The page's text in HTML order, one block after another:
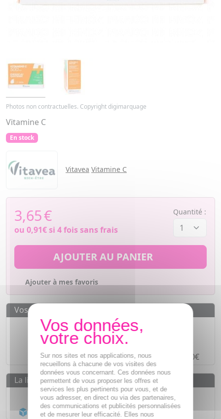
Photos non contractuelles. Copyright digimarquage
Vitamine C
En stock
Vitavea Vitamine C
3,65€
ou 0,91€si 4 fois sans frais
Quantité :
AJOUTER AU PANIER
Ajouter à mes favoris
Vos avantages
Des prixIMBATTABLES
Paiement en ligneSÉCURISÉ
Paiement en4 fois sans fraisà partir de 30€
La livraison
Livraison gratuite dès55€
Acheminement Chronoposten 24h*
Sur nos sites et nos applications, nous
recueillons à chacune de vos visites des
données vous concernant. Ces données nous
permettent de vous proposer les offres et
services les plus pertinents pour vous, et de
vous adresser, en direct ou via des partenaires,
des communications et publicités personnalisées
et de mesurer leur efficacité. Elles nous